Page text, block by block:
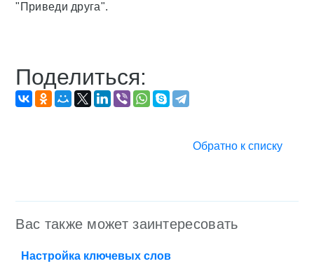
"Приведи друга".
Поделиться:
Обратно к списку
Вас также может заинтересовать
Настройка ключевых слов